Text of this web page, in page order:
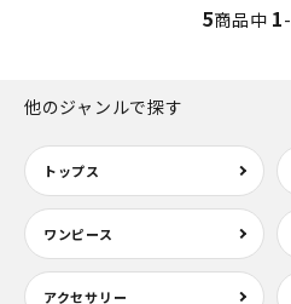
5商品中 1-
他のジャンルで探す
トップス
ワンピース
アクセサリー